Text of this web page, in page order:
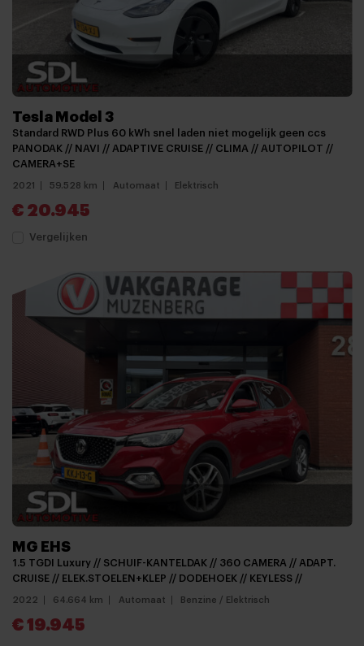
Tesla Model 3
Standard RWD Plus 60 kWh snel laden niet mogelijk geen ccs
PANODAK // NAVI // ADAPTIVE CRUISE // CLIMA // AUTOPILOT //
CAMERA+SE
2021 59.528 km Automaat Elektrisch
€ 20.945
Vergelijken
MG EHS
1.5 TGDI Luxury // SCHUIF-KANTELDAK // 360 CAMERA // ADAPT.
CRUISE // ELEK.STOELEN+KLEP // DODEHOEK // KEYLESS //
2022 64.664 km Automaat Benzine / Elektrisch
€ 19.945